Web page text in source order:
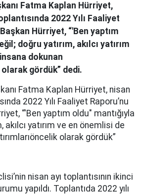
Fatma Kaplan Hürriyet,
2022 Yılı Faaliyet
Hürriyet, “'Ben yaptım
doğru yatırım, akılcı yatırım
dokunan
gördük” dedi.
Fatma Kaplan Hürriyet, nisan
2022 Yılı Faaliyet Raporu’nu
“'Ben yaptım oldu" mantığıyla
akılcı yatırım ve en önemlisi de
olarak gördük”
nisan ayı toplantısının ikinci
yapıldı. Toplantıda 2022 yılı